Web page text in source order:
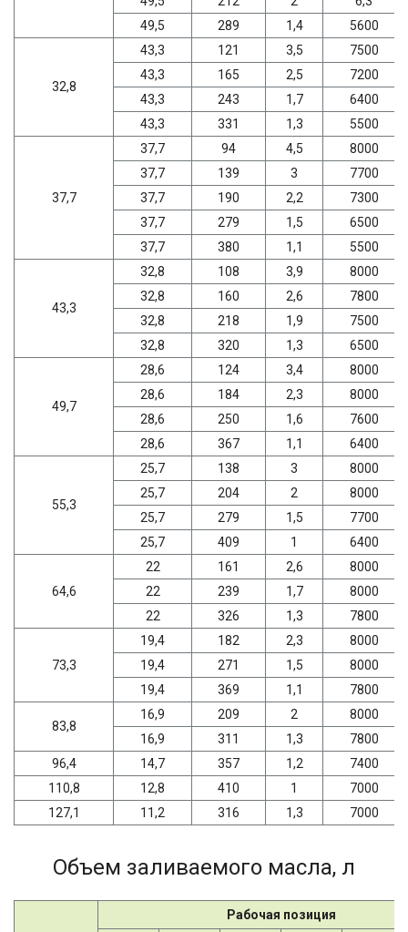
49,5
289 1,4 5600
32,8
43,3 121 3,5
7500
43,3
165 2,5
7200
43,3
243 1,7
6400
43,3
331 1,3 5500
37,7
37,7 94 4,5
8000
37,7
139 3
7700
37,7
190 2,2
7300
37,7
279 1,5
6500
37,7
380 1,1 5500
43,3
32,8 108 3,9
8000
32,8
160 2,6
7800
32,8
218 1,9
7500
32,8
320 1,3 6500
49,7
28,6 124 3,4
8000
28,6
184 2,3
8000
28,6
250 1,6
7600
28,6
367 1,1 6400
55,3
25,7 138 3
8000
25,7
204 2
8000
25,7
279 1,5
7700
25,7
409 1 6400
64,6
22 161 2,6
8000
22
239 1,7
8000
22
326 1,3 7800
73,3
19,4 182 2,3
8000
19,4
271 1,5
8000
19,4
369 1,1 7800
83,8
16,9 209 2
8000
16,9
311 1,3
7800
96,4
14,7 357 1,2
7400
110,8
12,8 410 1
7000
127,1
11,2 316 1,3 7000
Объем заливаемого масла, л
Рабочая позиция